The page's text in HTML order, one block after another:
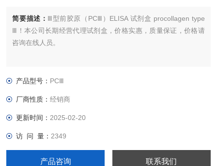
简要描述： Ⅲ型前胶原（PCⅢ）ELISA 试剂盒 procollagen type
Ⅲ！本公司长期经营代理试剂盒，价格实惠，质量保证，价格请
咨询在线人员。
产品型号： PCⅢ
厂商性质：经销商
更新时间： 2025-02-20
访 问 量： 2349
产品咨询 联系我们